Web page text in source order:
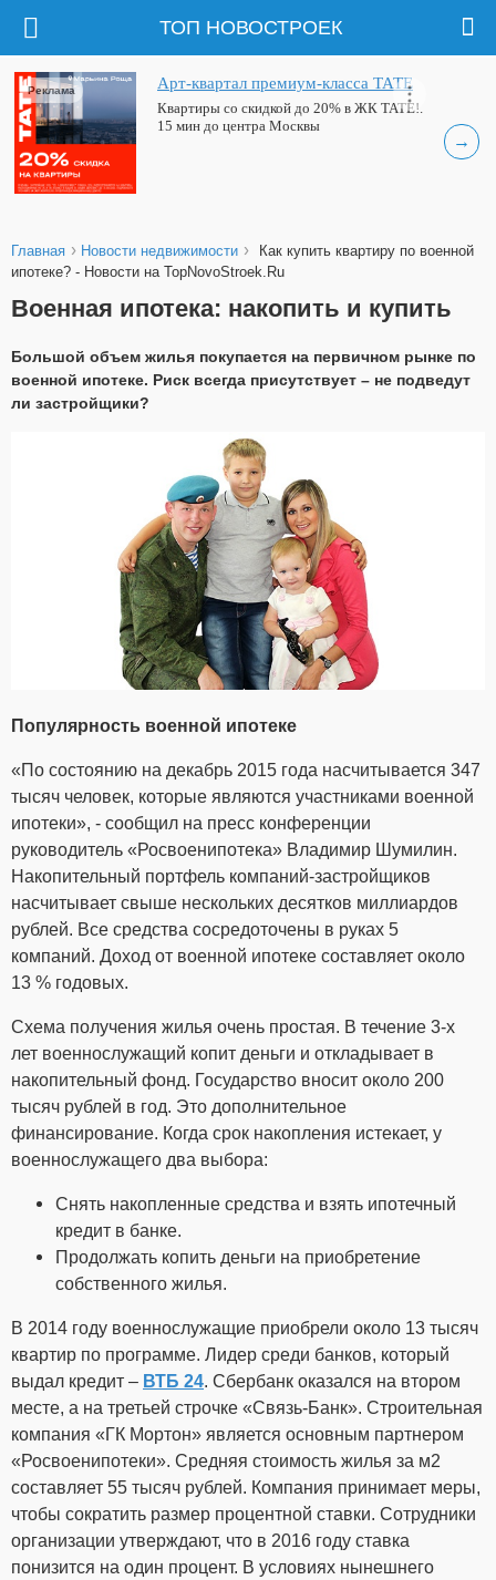
ТОП НОВОСТРОЕК
→
Арт-квартал премиум-класса ТАТЕ
Квартиры со скидкой до 20% в ЖК ТАТЕ!.
15 мин до центра Москвы
Реклама
Главная › Новости недвижимости ›
Как купить квартиру по военной
ипотеке? - Новости на TopNovoStroek.Ru
Военная ипотека: накопить и купить
Большой объем жилья покупается на первичном рынке по
военной ипотеке. Риск всегда присутствует – не подведут
ли застройщики?
Популярность военной ипотеке
«По состоянию на декабрь 2015 года насчитывается 347
тысяч человек, которые являются участниками военной
ипотеки», - сообщил на пресс конференции
руководитель «Росвоенипотека» Владимир Шумилин.
Накопительный портфель компаний-застройщиков
насчитывает свыше нескольких десятков миллиардов
рублей. Все средства сосредоточены в руках 5
компаний. Доход от военной ипотеке составляет около
13 % годовых.
Схема получения жилья очень простая. В течение 3-х
лет военнослужащий копит деньги и откладывает в
накопительный фонд. Государство вносит около 200
тысяч рублей в год. Это дополнительное
финансирование. Когда срок накопления истекает, у
военнослужащего два выбора:
Снять накопленные средства и взять ипотечный
кредит в банке.
Продолжать копить деньги на приобретение
собственного жилья.
В 2014 году военнослужащие приобрели около 13 тысяч
квартир по программе. Лидер среди банков, который
выдал кредит – ВТБ 24. Сбербанк оказался на втором
месте, а на третьей строчке «Связь-Банк». Строительная
компания «ГК Мортон» является основным партнером
«Росвоенипотеки». Средняя стоимость жилья за м2
составляет 55 тысяч рублей. Компания принимает меры,
чтобы сократить размер процентной ставки. Сотрудники
организации утверждают, что в 2016 году ставка
понизится на один процент. В условиях нынешнего